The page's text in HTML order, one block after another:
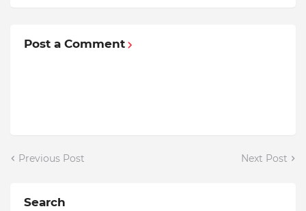
Post a Comment
Previous Post Next Post
Search